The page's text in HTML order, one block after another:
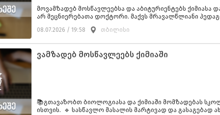
მოვამზადებ მოსწავლეებსა და აბიტურიენტებს ქიმიასა
არ მეცნიერებათა დოქტორი. მაქვს მრავალწლიანი
ცადინეობები შესაძლებელია დისტანციურადაც.
08.07.2026 / 19:58 თბილისი
ვამზადებ მოსწავლეებს ქიმიაში
📚გთავაზობთ ბიოლოგიასა და ქიმიაში მომზადებას
ისთვის. 🔹 სასწავლო მასალის მარტივად და გასაგებად